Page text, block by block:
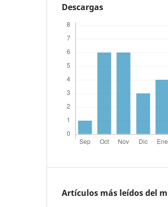
Descargas
Artículos más leídos del